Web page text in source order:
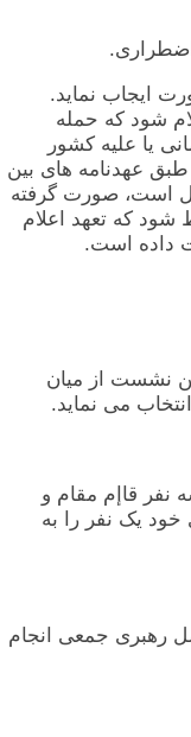
ایجاب‏ نماید.
شود که‏ حمله‏
یا علیه‏ کشور
عهدنامه‏ های‏ بین‏
است‏، صورت‏ گرفته‏
شود که‏ تعهد اعلام‏
داده‏ است‏.
نشست‏ از میان‏
می‏ نماید.
قاإم‏ مقام‏ و
یک‏ نفر را به‏
رهبری‏ جمعی‏ انجام‏